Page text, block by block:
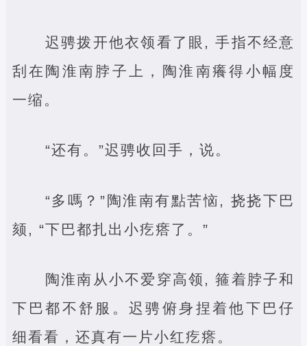
迟骋拨开他衣领看了眼, 手指不经意
刮在陶淮南脖子上，陶淮南癢得小幅度
一缩。
“还有。”迟骋收回手，说。
“多嗎？”陶淮南有點苦恼, 挠挠下巴
颏, “下巴都扎出小疙瘩了。”
陶淮南从小不爱穿高领, 箍着脖子和
下巴都不舒服。迟骋俯身捏着他下巴仔
细看看，还真有一片小红疙瘩。